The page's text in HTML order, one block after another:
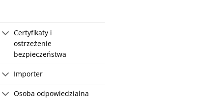
Certyfikaty i
ostrzeżenie
bezpieczeństwa
Importer
Osoba odpowiedzialna